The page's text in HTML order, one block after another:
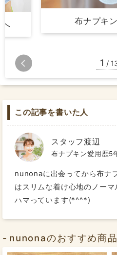
布ナプキ
1 /
この記事を書いた人
スタッフ渡辺
布ナプキン愛用歴5
nunonaに出会ってから布ナ
はスリムな着け心地のノー
ハマっています(*^^*)
nunonaのおすすめ商品